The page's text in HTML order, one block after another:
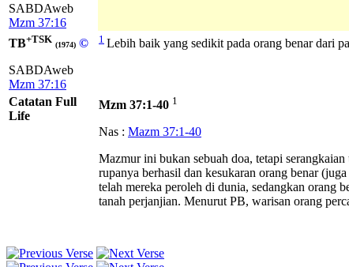
SABDAweb
Mzm 37:16
TB+TSK (1974) ©
SABDAweb
Mzm 37:16
1 Lebih baik yang sedikit pada orang benar dari
Catatan Full
Life
Mzm 37:1-40 1
Nas : Mazm 37:1-40
Mazmur ini bukan sebuah doa, tetapi
rupanya berhasil dan kesukaran orang benar
telah mereka peroleh di dunia, sedangkan orang
tanah perjanjian. Menurut PB, warisan orang